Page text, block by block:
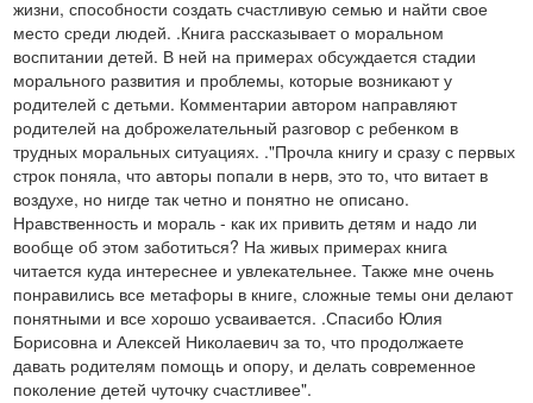
жизни, способности создать счастливую семью и найти свое
место среди людей. .Книга рассказывает о моральном
воспитании детей. В ней на примерах обсуждается стадии
морального развития и проблемы, которые возникают у
родителей с детьми. Комментарии автором направляют
родителей на доброжелательный разговор с ребенком в
трудных моральных ситуациях. ."Прочла книгу и сразу с первых
строк поняла, что авторы попали в нерв, это то, что витает в
воздухе, но нигде так четно и понятно не описано.
Нравственность и мораль - как их привить детям и надо ли
вообще об этом заботиться? На живых примерах книга
читается куда интереснее и увлекательнее. Также мне очень
понравились все метафоры в книге, сложные темы они делают
понятными и все хорошо усваивается. .Спасибо Юлия
Борисовна и Алексей Николаевич за то, что продолжаете
давать родителям помощь и опору, и делать современное
поколение детей чуточку счастливее".